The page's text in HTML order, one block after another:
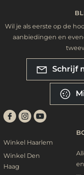
Wil je als eerste op de
aanbiedingen en
Schrijf
Winkel Haarlem
Winkel Den
Haag